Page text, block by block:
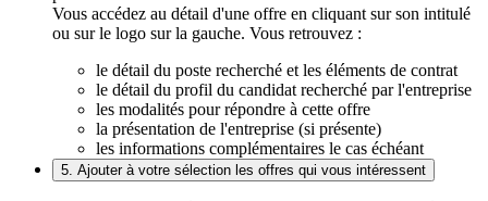
Vous accédez au détail d'une offre en cliquant sur son intitulé
ou sur le logo sur la gauche. Vous retrouvez :
le détail du poste recherché et les éléments de contrat
le détail du profil du candidat recherché par l'entreprise
les modalités pour répondre à cette offre
la présentation de l'entreprise (si présente)
les informations complémentaires le cas échéant
5. Ajouter à votre sélection les offres qui vous intéressent